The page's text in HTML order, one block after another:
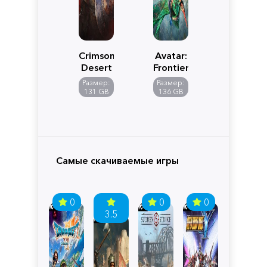
Crimson
Desert
Размер:
131 GB
Avatar:
Frontiers
of
Pandora
Размер:
136 GB
Самые скачиваемые игры
0
3.5
0 0